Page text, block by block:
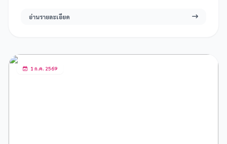
อ่านรายละเอียด
1 ก.ค. 2569